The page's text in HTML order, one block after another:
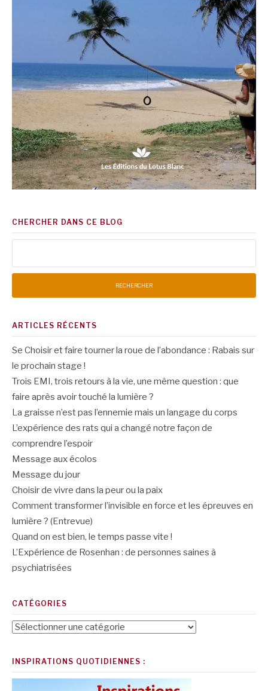
CHERCHER DANS CE BLOG
ARTICLES RÉCENTS
Se Choisir et faire tourner la roue de l’abondance : Rabais sur
le prochain stage !
Trois EMI, trois retours à la vie, une même question : que
faire après avoir touché la lumière ?
La graisse n’est pas l’ennemie mais un langage du corps
L’expérience des rats qui a changé notre façon de
comprendre l’espoir
Message aux écolos
Message du jour
Choisir de vivre dans la peur ou la paix
Comment transformer l’invisible en force et les épreuves en
lumière ? (Entrevue)
Quand on est bien, le temps passe vite !
L’Expérience de Rosenhan : de personnes saines à
psychiatrisées
CATÉGORIES
Catégories
INSPIRATIONS QUOTIDIENNES :